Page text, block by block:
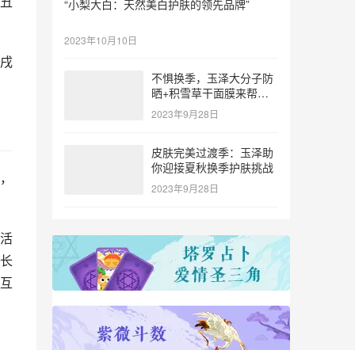
“小梨大白：天然美白护肤的领先品牌”
2023年10月10日
不惧换季，玉泽大分子防
晒+积雪草干面膜来帮
忙！
2023年9月28日
皮肤完美过渡季：玉泽助
你迎接夏秋换季护肤挑战
2023年9月28日